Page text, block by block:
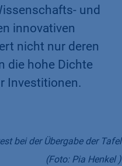
und
innovativen
nicht nur deren
die hohe Dichte
Investitionen.
bei der Übergabe der Tafel
(Foto: Pia Henkel )